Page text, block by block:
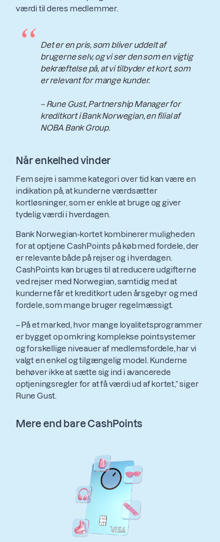
værdi til deres medlemmer.
“ Det er en pris, som bliver uddelt af
brugerne selv, og vi ser den som en vigtig
bekræftelse på, at vi tilbyder et kort, som
er relevant for mange kunder.
– Rune Gust, Partnership Manager for
kreditkort i Bank Norwegian, en filial af
NOBA Bank Group.
Når enkelhed vinder
Fem sejre i samme kategori over tid kan være en
indikation på, at kunderne værdsætter
kortløsninger, som er enkle at bruge og giver
tydelig værdi i hverdagen.
Bank Norwegian-kortet kombinerer muligheden
for at optjene CashPoints på køb med fordele, der
er relevante både på rejser og i hverdagen.
CashPoints kan bruges til at reducere udgifterne
ved rejser med Norwegian, samtidig med at
kunderne får et kreditkort uden årsgebyr og med
fordele, som mange bruger regelmæssigt.
– På et marked, hvor mange loyalitetsprogrammer
er bygget op omkring komplekse pointsystemer
og forskellige niveauer af medlemsfordele, har vi
valgt en enkel og tilgængelig model. Kunderne
behøver ikke at sætte sig ind i avancerede
optjeningsregler for at få værdi ud af kortet,” siger
Rune Gust.
Mere end bare CashPoints